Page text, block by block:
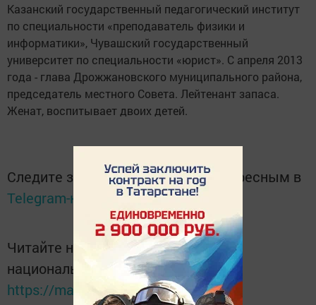
Казанский государственный педагогический институт
по специальности «преподаватель физики и
информатики», Чувашский государственный
университет по специальности «юрист». С апреля 2013
года - глава Дрожжановского муниципального района,
председатель местного Совета. Лейтенант запаса.
Женат, воспитывает двоих детей.
Следите за самым важным и интересным в
Telegram-канале
Татмедиа
Читайте новости Татарстана в
национальном мессенджере MАХ:
https://max.ru/tatmedia